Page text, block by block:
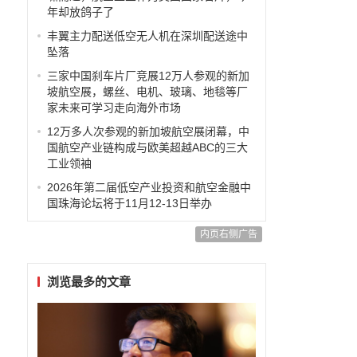
年却放鸽子了
丰翼主力配送低空无人机在深圳配送途中
坠落
三家中国刹车片厂竞展12万人参观的新加
坡航空展，螺丝、电机、玻璃、地毯等厂
家未来可学习走向海外市场
12万多人次参观的新加坡航空展闭幕，中
国航空产业链构成与欧美超越ABC的三大
工业领袖
2026年第二届低空产业投资和航空金融中
国珠海论坛将于11月12-13日举办
内页右侧广告
浏览最多的文章